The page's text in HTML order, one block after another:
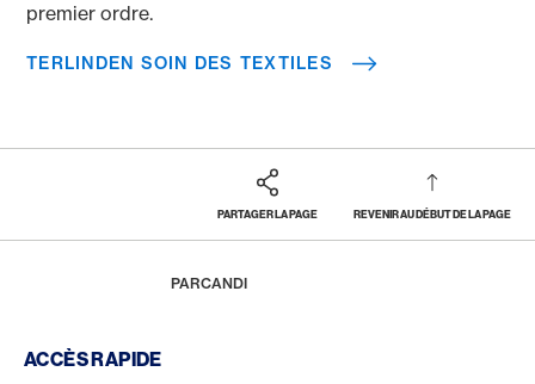
premier ordre.
TERLINDEN SOIN DES TEXTILES
PARTAGER LA PAGE REVENIR AU DÉBUT DE LA PAGE
PARCANDI
Footer Navigation
ACCÈS RAPIDE